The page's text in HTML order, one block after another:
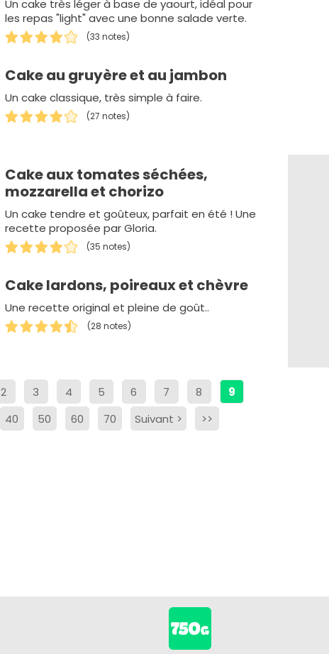
Un cake très léger à base de yaourt, idéal pour
les repas "light" avec une bonne salade verte.
(33 notes)
Cake au gruyère et au jambon
Un cake classique, très simple à faire.
(27 notes)
Cake aux tomates séchées,
mozzarella et chorizo
Un cake tendre et goûteux, parfait en été ! Une
recette proposée par Gloria.
(35 notes)
Cake lardons, poireaux et chèvre
Une recette original et pleine de goût..
(28 notes)
2 3 4 5 6 7 8
9
40 50 60 70 Suivant > >>